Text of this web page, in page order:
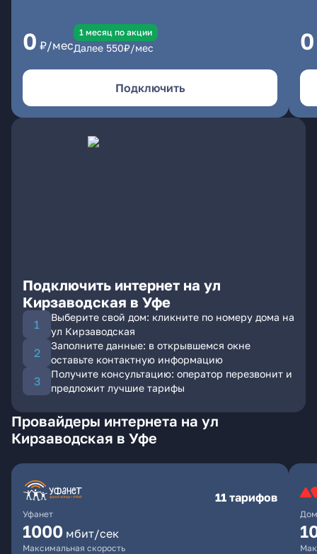
0 ₽/мес
1 месяц по акции
Далее 550₽/мес
Подключить
0
Подключить интернет на ул
Кирзаводская в Уфе
Выберите свой дом: кликните по номеру дома на
ул Кирзаводская
Заполните данные: в открывшемся окне
оставьте контактную информацию
Получите консультацию: оператор перезвонит и
предложит лучшие тарифы
Провайдеры интернета на ул
Кирзаводская в Уфе
Уфанет
11 тарифов
1000 мбит/сек
Максимальная скорость